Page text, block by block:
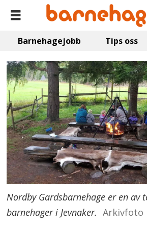
Barnehagejobb Tips oss
Nordby Gardsbarnehage er en av
barnehager i Jevnaker. Arkivfoto